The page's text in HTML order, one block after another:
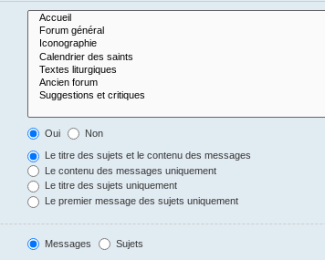
Oui Non
Le titre des sujets et le contenu des messages
Le contenu des messages uniquement
Le titre des sujets uniquement
Le premier message des sujets uniquement
Messages Sujets